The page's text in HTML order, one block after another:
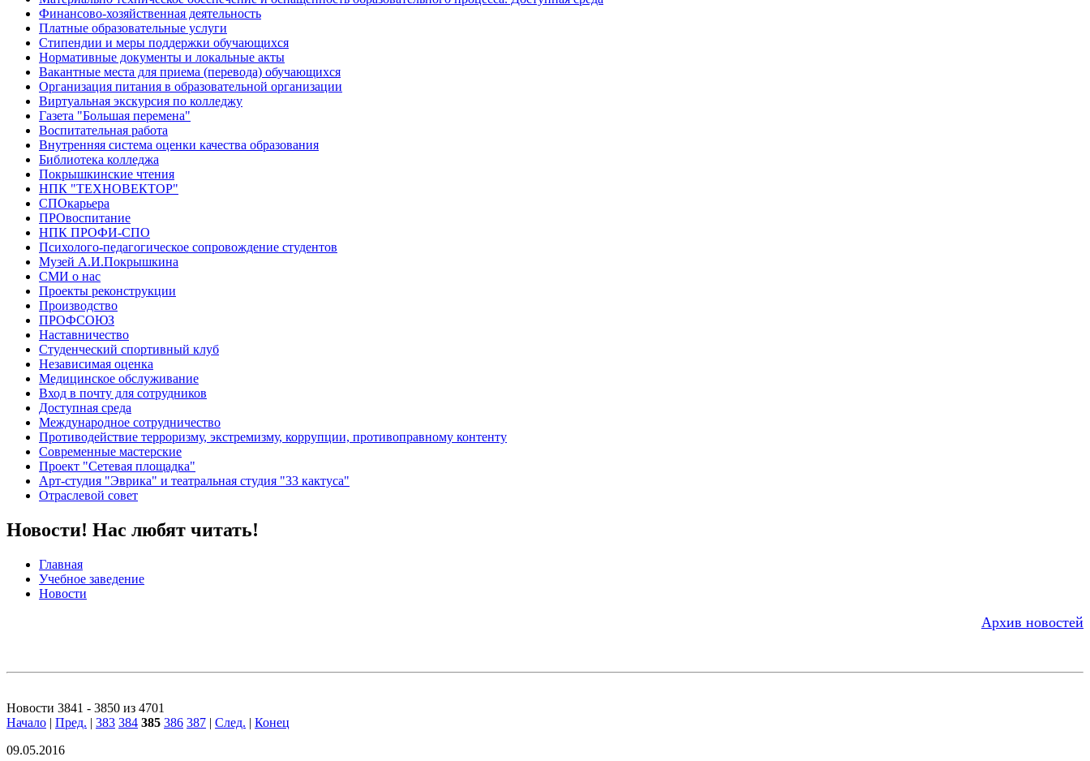
Финансово-хозяйственная деятельность
Платные образовательные услуги
Стипендии и меры поддержки обучающихся
Нормативные документы и локальные акты
Вакантные места для приема (перевода) обучающихся
Организация питания в образовательной организации
Виртуальная экскурсия по колледжу
Газета "Большая перемена"
Воспитательная работа
Внутренняя система оценки качества образования
Библиотека колледжа
Покрышкинские чтения
НПК "ТЕХНОВЕКТОР"
СПОкарьера
ПРОвоспитание
НПК ПРОФИ-СПО
Психолого-педагогическое сопровождение студентов
Музей А.И.Покрышкина
СМИ о нас
Проекты реконструкции
Производство
ПРОФСОЮЗ
Наставничество
Студенческий спортивный клуб
Независимая оценка
Медицинское обслуживание
Вход в почту для сотрудников
Доступная среда
Международное сотрудничество
Противодействие терроризму, экстремизму, коррупции, противоправному контенту
Современные мастерские
Проект "Сетевая площадка"
Арт-студия "Эврика" и театральная студия "33 кактуса"
Отраслевой совет
Новости! Нас любят читать!
Главная
Учебное заведение
Новости
Архив новостей
Новости 3841 - 3850 из 4701
Начало | Пред. | 383 384 385 386 387 | След. | Конец
09.05.2016